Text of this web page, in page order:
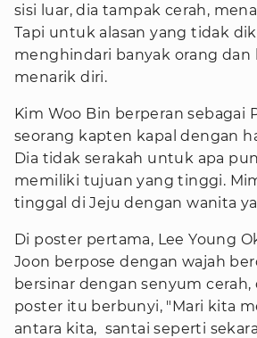
sisi luar, dia tampak cerah,
Tapi untuk alasan yang tidak
menghindari banyak orang dan
menarik diri.
Kim Woo Bin berperan sebagai
seorang kapten kapal dengan
Dia tidak serakah untuk apa
memiliki tujuan yang tinggi.
tinggal di Jeju dengan wanita
Di poster pertama, Lee Young
Joon berpose dengan wajah
bersinar dengan senyum cerah,
poster itu berbunyi, "Mari kita
antara kita, santai seperti